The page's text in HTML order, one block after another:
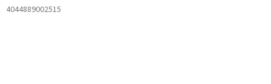
4044889002515